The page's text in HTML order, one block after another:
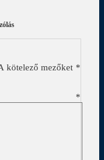
kötelező mezőket *
*